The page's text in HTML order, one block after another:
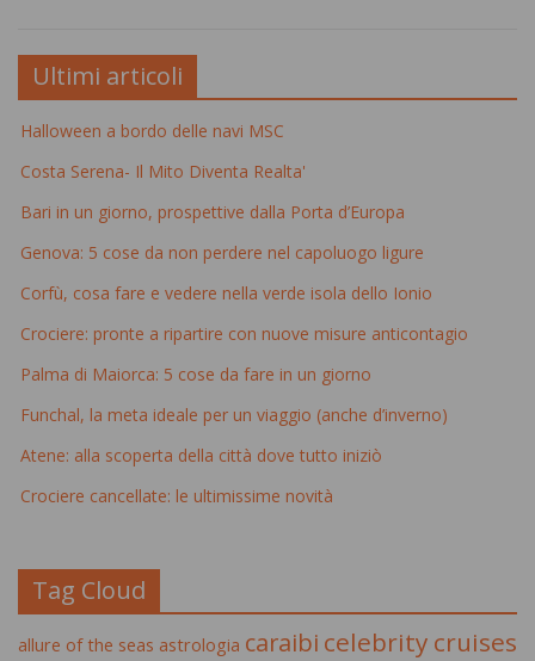
Ultimi articoli
Halloween a bordo delle navi MSC
Costa Serena- Il Mito Diventa Realta'
Bari in un giorno, prospettive dalla Porta d’Europa
Genova: 5 cose da non perdere nel capoluogo ligure
Corfù, cosa fare e vedere nella verde isola dello Ionio
Crociere: pronte a ripartire con nuove misure anticontagio
Palma di Maiorca: 5 cose da fare in un giorno
Funchal, la meta ideale per un viaggio (anche d’inverno)
Atene: alla scoperta della città dove tutto iniziò
Crociere cancellate: le ultimissime novità
Tag Cloud
allure of the seas astrologia caraibi celebrity cruises